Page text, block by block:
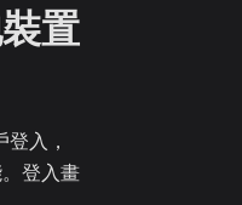
置
入，
登入畫